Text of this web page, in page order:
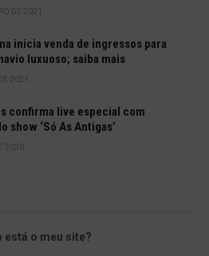
DE 2021
inicia venda de ingressos para
luxuoso; saiba mais
2021
confirma live especial com
show ‘Só As Antigas’
2020
está o meu site?